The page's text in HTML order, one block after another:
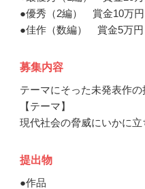
●優秀（2編） 賞金10万円
●佳作（数編） 賞金5万円
募集内容
テーマにそった未発表作の
【テーマ】
現代社会の脅威にいかに
提出物
●作品